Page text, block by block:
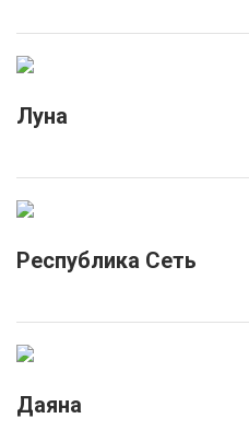
Луна
Республика Сеть
Даяна